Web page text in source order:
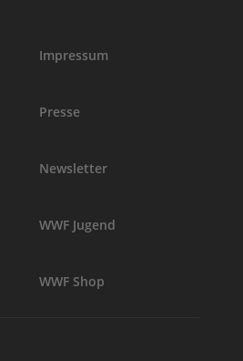
Impressum
Presse
Newsletter
WWF Jugend
WWF Shop